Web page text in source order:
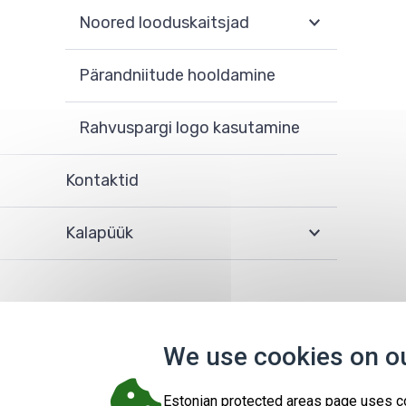
Noored looduskaitsjad
Pärandniitude hooldamine
Rahvuspargi logo kasutamine
Kontaktid
Kalapüük
We use cookies on
Estonian protected areas page uses